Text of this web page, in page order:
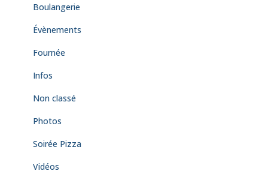
Boulangerie
Évènements
Fournée
Infos
Non classé
Photos
Soirée Pizza
Vidéos